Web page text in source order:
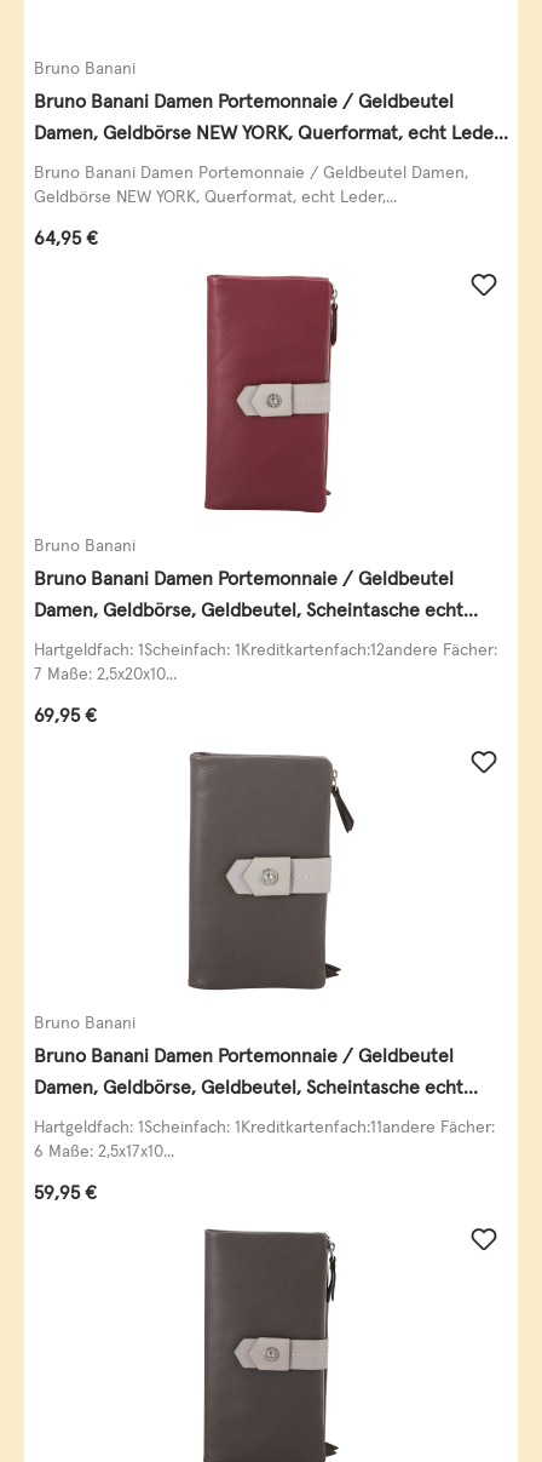
Bruno Banani
Bruno Banani Damen Portemonnaie / Geldbeutel
Damen, Geldbörse NEW YORK, Querformat, echt Leder,
schwarz
Bruno Banani Damen Portemonnaie / Geldbeutel Damen,
Geldbörse NEW YORK, Querformat, echt Leder,...
Regulärer Preis:
64,95 €
Bruno Banani
Bruno Banani Damen Portemonnaie / Geldbeutel
Damen, Geldbörse, Geldbeutel, Scheintasche echt
Leder
Hartgeldfach: 1Scheinfach: 1Kreditkartenfach:12andere Fächer:
7 Maße: 2,5x20x10...
Regulärer Preis:
69,95 €
Bruno Banani
Bruno Banani Damen Portemonnaie / Geldbeutel
Damen, Geldbörse, Geldbeutel, Scheintasche echt
Leder
Hartgeldfach: 1Scheinfach: 1Kreditkartenfach:11andere Fächer:
6 Maße: 2,5x17x10...
Regulärer Preis:
59,95 €